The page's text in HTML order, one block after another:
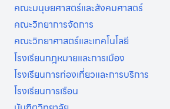
คณะมนุษยศาสตร์และสังคมศาสตร์
คณะวิทยาการจัดการ
คณะวิทยาศาสตร์และเทคโนโลยี
โรงเรียนกฎหมายและการเมือง
โรงเรียนการท่องเที่ยวและการบริการ
โรงเรียนการเรือน